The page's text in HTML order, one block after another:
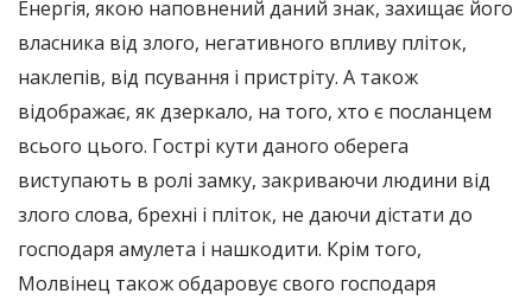
Енергія, якою наповнений даний знак, захищає його
власника від злого, негативного впливу пліток,
наклепів, від псування і пристріту. А також
відображає, як дзеркало, на того, хто є посланцем
всього цього. Гострі кути даного оберега
виступають в ролі замку, закриваючи людини від
злого слова, брехні і пліток, не даючи дістати до
господаря амулета і нашкодити. Крім того,
Молвінец також обдаровує свого господаря